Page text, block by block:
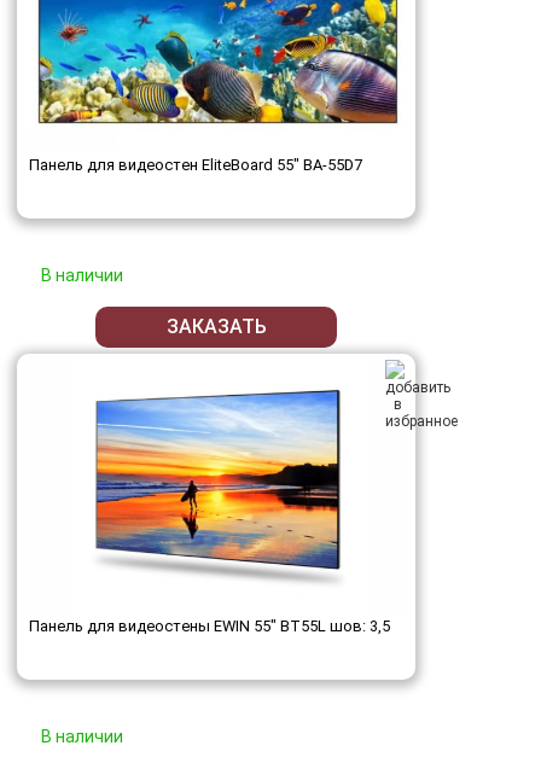
Панель для видеостен EliteBoard 55" BA-55D7
В наличии
ЗАКАЗАТЬ
Панель для видеостены EWIN 55" BT55L шов: 3,5
В наличии